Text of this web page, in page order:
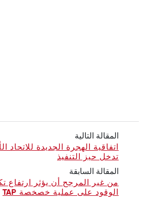
المقالة التالية
اتفاقية الهجرة الجديدة للاتحاد
تدخل حيز التنفيذ
المقالة السابقة
من غير المرجح أن يؤثر ارتفاع
الوقود على عملية خصخصة TAP